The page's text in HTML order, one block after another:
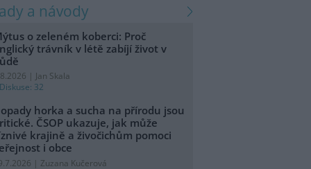
a návody
o zeleném koberci: Proč
trávník v létě zabíjí život v
| Jan Skala
Diskuse: 32
horka a sucha na přírodu jsou
ČSOP ukazuje, jak může
krajině a živočichům pomoci
i obce
| Zuzana Kučerová